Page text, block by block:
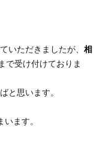
いただきましたが、 相
で受け付けておりま
と思います。
ます。